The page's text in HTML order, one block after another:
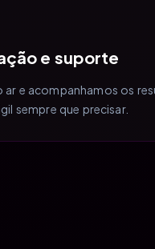
e suporte
e acompanhamos os
sempre que precisar.